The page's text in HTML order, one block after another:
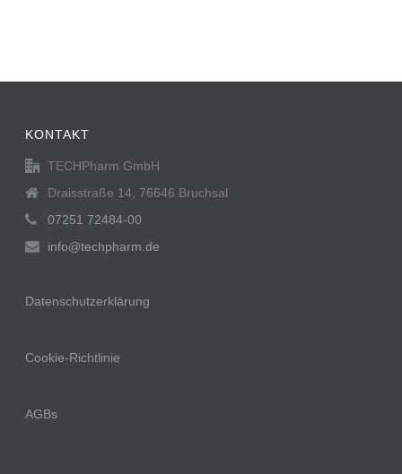
KONTAKT
TECHPharm GmbH
Draisstraße 14, 76646 Bruchsal
07251 72484-00
info@techpharm.de
Datenschutzerklärung
Cookie-Richtlinie
AGBs